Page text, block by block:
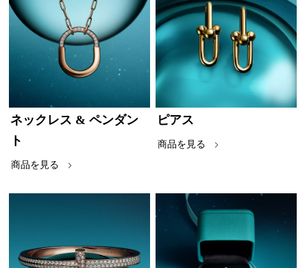
ネックレス & ペンダン
ト
商品を見る
ピアス
商品を見る